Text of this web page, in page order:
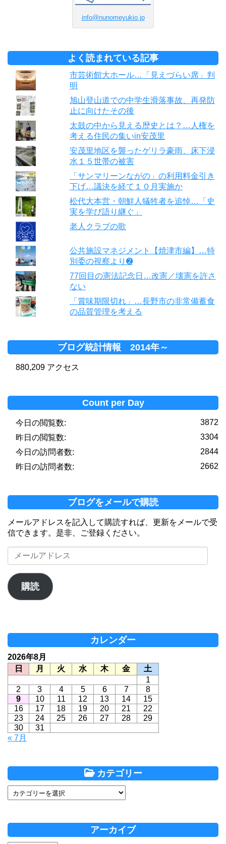
info@nunomeyukio.jp
よく読まれている記事
市芸術館大ホール…「見えづらい席」判
明
旭山登山道での中学生滑落事故、再発防
止に向けたその後
太鼓の中から見える歴史とは？…人権を
考える住民の集いin安茂里
安茂里地区を襲ったゲリラ豪雨、床下浸
水１５世帯の被害
「サンマリーンながの」の利用料金引き
下げ…議決を経て１０月実施か
松代大本営・朝鮮人犠牲者を追悼…「史
実を学び語り継ぐ」
老人クラブの歌
公共施設マネジメント【焼津市編】…特
別委の視察より➋
77回目の憲法記念日…改憲／壊憲を許さ
ない
「賞味期限切れ」…長野市の非常備蓄食
の品質管理を考える
ブログ統計情報 2014年～
880,209 アクセス
Count per Day
3872
今日の閲覧数:
3304
昨日の閲覧数:
2844
今日の訪問者数:
2662
昨日の訪問者数:
ブログをメールで購読
メールアドレスを記入して購読すれば、更新をメールで受
信できます。是非、ご登録ください。
メ
ー
ア
ド
購読
カレンダー
2026年8月
日
月 火 水 木 金
土
1
2
3 4 5 6 7
8
9
10 11 12 13 14
15
16
17 18 19 20 21
22
23
24 25 26 27 28
29
30
31
« 7月
カテゴリー
アーカイブ